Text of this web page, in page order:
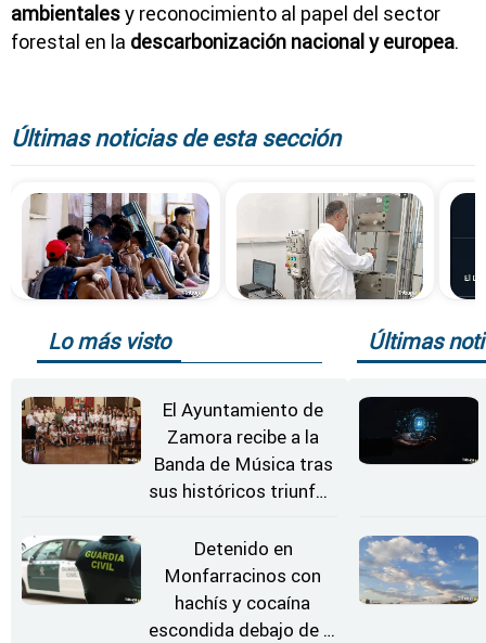
ambientalesy reconocimiento al papel del sector
forestal en la descarbonización nacional y europea.
Últimas noticias de esta sección
Lo más visto
El Ayuntamiento de
Zamora recibe a la
Banda de Música tras
sus históricos triunfos
Detenido en
Monfarracinos con
hachís y cocaína
escondida debajo de la
Últimas